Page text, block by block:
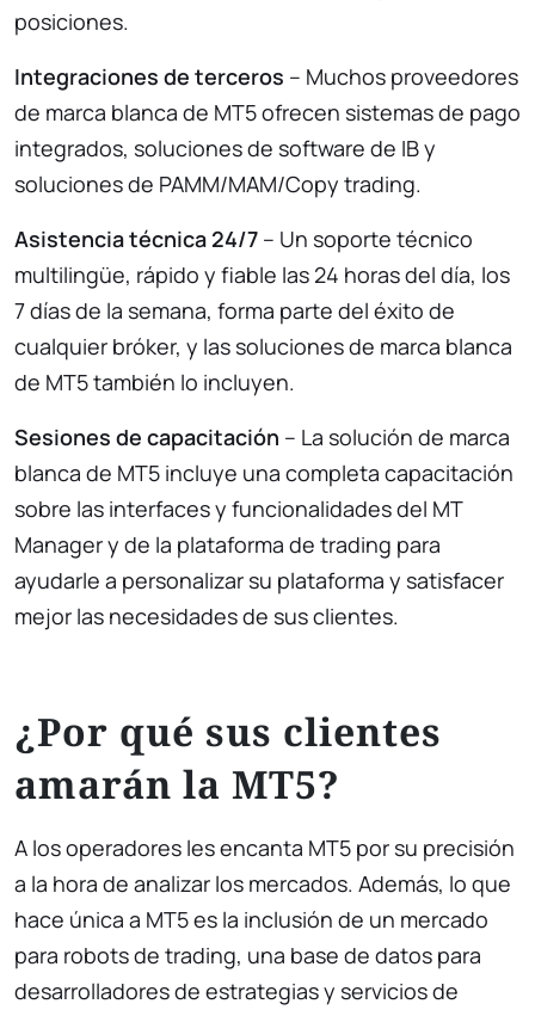
posiciones.
Integraciones de terceros – Muchos proveedores
de marca blanca de MT5 ofrecen sistemas de pago
integrados, soluciones de software de IB y
soluciones de PAMM/MAM/Copy trading.
Asistencia técnica 24/7 – Un soporte técnico
multilingüe, rápido y fiable las 24 horas del día, los
7 días de la semana, forma parte del éxito de
cualquier bróker, y las soluciones de marca blanca
de MT5 también lo incluyen.
Sesiones de capacitación – La solución de marca
blanca de MT5 incluye una completa capacitación
sobre las interfaces y funcionalidades del MT
Manager y de la plataforma de trading para
ayudarle a personalizar su plataforma y satisfacer
mejor las necesidades de sus clientes.
¿Por qué sus clientes
amarán la MT5?
A los operadores les encanta MT5 por su precisión
a la hora de analizar los mercados. Además, lo que
hace única a MT5 es la inclusión de un mercado
para robots de trading, una base de datos para
desarrolladores de estrategias y servicios de